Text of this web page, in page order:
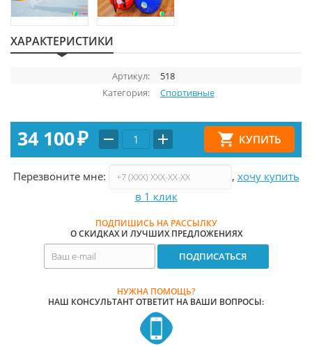
ХАРАКТЕРИСТИКИ
Артикул:
518
Категория:
Спортивные
34 100₽
Перезвоните мне: , хочу купить
в 1 клик
ПОДПИШИСЬ НА РАССЫЛКУ
О СКИДКАХ И ЛУЧШИХ ПРЕДЛОЖЕНИЯХ
НУЖНА ПОМОЩЬ?
НАШ КОНСУЛЬТАНТ ОТВЕТИТ НА ВАШИ ВОПРОСЫ: